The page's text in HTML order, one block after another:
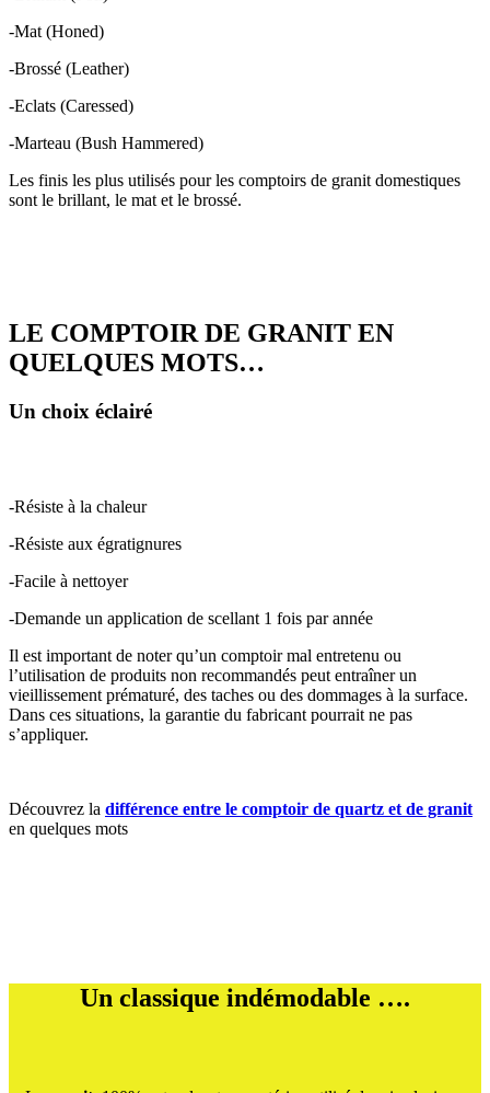
-Mat (Honed)
-Brossé (Leather)
-Eclats (Caressed)
-Marteau (Bush Hammered)
Les finis les plus utilisés pour les comptoirs de granit domestiques
sont le brillant, le mat et le brossé.
LE COMPTOIR DE GRANIT EN
QUELQUES MOTS…
Un choix éclairé
-Résiste à la chaleur
-Résiste aux égratignures
-Facile à nettoyer
-Demande un application de scellant 1 fois par année
Il est important de noter qu’un comptoir mal entretenu ou
l’utilisation de produits non recommandés peut entraîner un
vieillissement prématuré, des taches ou des dommages à la surface.
Dans ces situations, la garantie du fabricant pourrait ne pas
s’appliquer.
Découvrez la différence entre le comptoir de quartz et de granit
en quelques mots
Un classique indémodable ….